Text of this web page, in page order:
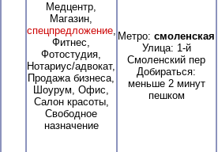
Медцентр,
Магазин,
спецпредложение,
Фитнес,
Фотостудия,
Нотариус/адвокат,
Продажа бизнеса,
Шоурум, Офис,
Салон красоты,
Свободное
назначение
Метро: смоленская
Улица: 1-й
Смоленский пер
Добираться:
меньше 2 минут
пешком